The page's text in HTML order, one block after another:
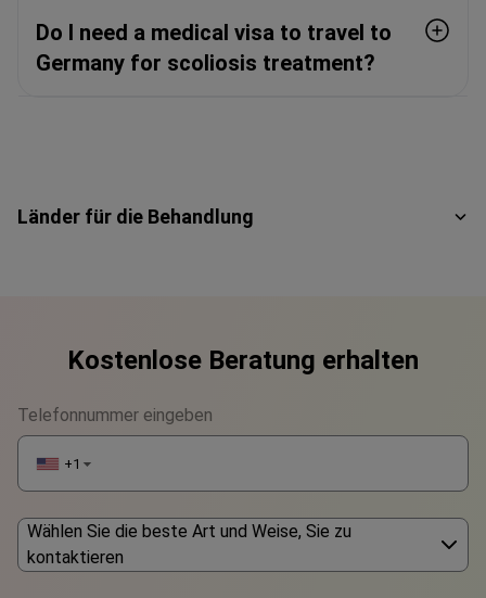
Do I need a medical visa to travel to
Germany for scoliosis treatment?
Länder für die Behandlung
Kostenlose Beratung erhalten
Telefonnummer eingeben
+1 ▼
Wählen Sie die beste Art und Weise, Sie zu
kontaktieren